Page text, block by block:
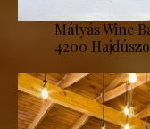
Mátyás Wine
4200